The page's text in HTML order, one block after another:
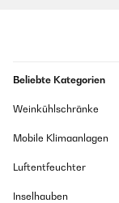
Beliebte Kategorien
Weinkühlschränke
Mobile Klimaanlagen
Luftentfeuchter
Inselhauben